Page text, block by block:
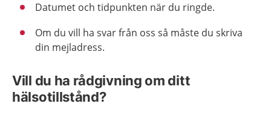
Datumet och tidpunkten när du ringde.
Om du vill ha svar från oss så måste du skriva
din mejladress.
Vill du ha rådgivning om ditt
hälsotillstånd?​